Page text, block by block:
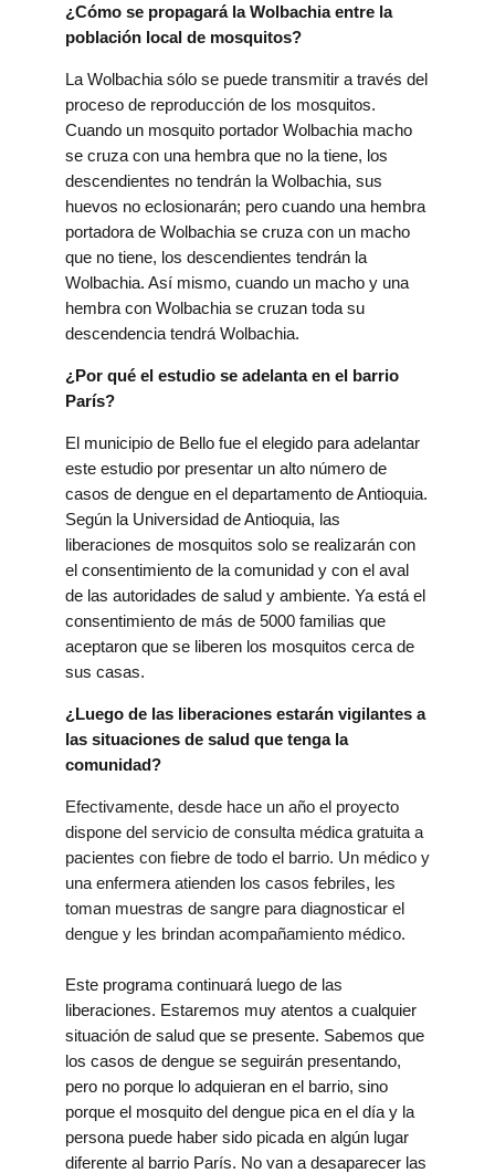
¿Cómo se propagará la Wolbachia entre la
población local de mosquitos?
La Wolbachia sólo se puede transmitir a través del
proceso de reproducción de los mosquitos.
Cuando un mosquito portador Wolbachia macho
se cruza con una hembra que no la tiene, los
descendientes no tendrán la Wolbachia, sus
huevos no eclosionarán; pero cuando una hembra
portadora de Wolbachia se cruza con un macho
que no tiene, los descendientes tendrán la
Wolbachia. Así mismo, cuando un macho y una
hembra con Wolbachia se cruzan toda su
descendencia tendrá Wolbachia.
¿Por qué el estudio se adelanta en el barrio
París?
El municipio de Bello fue el elegido para adelantar
este estudio por presentar un alto número de
casos de dengue en el departamento de Antioquia.
Según la Universidad de Antioquia, las
liberaciones de mosquitos solo se realizarán con
el consentimiento de la comunidad y con el aval
de las autoridades de salud y ambiente. Ya está el
consentimiento de más de 5000 familias que
aceptaron que se liberen los mosquitos cerca de
sus casas.
¿Luego de las liberaciones estarán vigilantes a
las situaciones de salud que tenga la
comunidad?
Efectivamente, desde hace un año el proyecto
dispone del servicio de consulta médica gratuita a
pacientes con fiebre de todo el barrio. Un médico y
una enfermera atienden los casos febriles, les
toman muestras de sangre para diagnosticar el
dengue y les brindan acompañamiento médico.
Este programa continuará luego de las
liberaciones. Estaremos muy atentos a cualquier
situación de salud que se presente. Sabemos que
los casos de dengue se seguirán presentando,
pero no porque lo adquieran en el barrio, sino
porque el mosquito del dengue pica en el día y la
persona puede haber sido picada en algún lugar
diferente al barrio París. No van a desaparecer las